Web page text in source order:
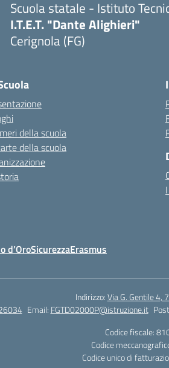
Scuola statale - Istituto
I.T.E.T. "Dante Alighieri"
Cerignola (FG)
della scuola
della scuola
d’OroSicurezzaErasmus
Indirizzo:Via G. Gentile 4,
Email: FGTD02000P@istruzione.it
Codice fiscale:
Codice
Codice unico di